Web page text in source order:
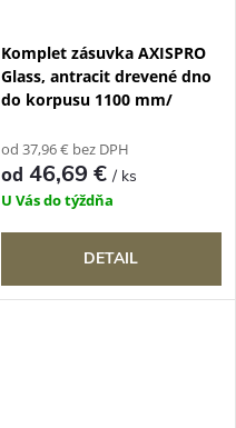
Komplet zásuvka AXISPRO
Glass, antracit drevené dno
do korpusu 1100 mm/
od 37,96 € bez DPH
od 46,69 €/ ks
U Vás do týždňa
DETAIL